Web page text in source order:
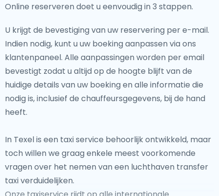
Online reserveren doet u eenvoudig in 3 stappen.
U krijgt de bevestiging van uw reservering per e-mail.
Indien nodig, kunt u uw boeking aanpassen via ons
klantenpaneel. Alle aanpassingen worden per email
bevestigt zodat u altijd op de hoogte blijft van de
huidige details van uw boeking en alle informatie die
nodig is, inclusief de chauffeursgegevens, bij de hand
heeft.
In Texel is een taxi service behoorlijk ontwikkeld, maar
toch willen we graag enkele meest voorkomende
vragen over het nemen van een luchthaven transfer
taxi verduidelijken.